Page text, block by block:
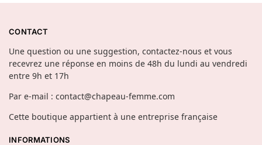
CONTACT
Une question ou une suggestion, contactez-nous et vous
recevrez une réponse en moins de 48h du lundi au vendredi
entre 9h et 17h
Par e-mail : contact@chapeau-femme.com
Cette boutique appartient à une entreprise française
INFORMATIONS